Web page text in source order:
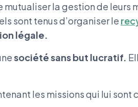
mutualiser la gestion de leurs
sont tenus d’organiser le
légale.
société sans but lucratif.
les missions qui lui sont